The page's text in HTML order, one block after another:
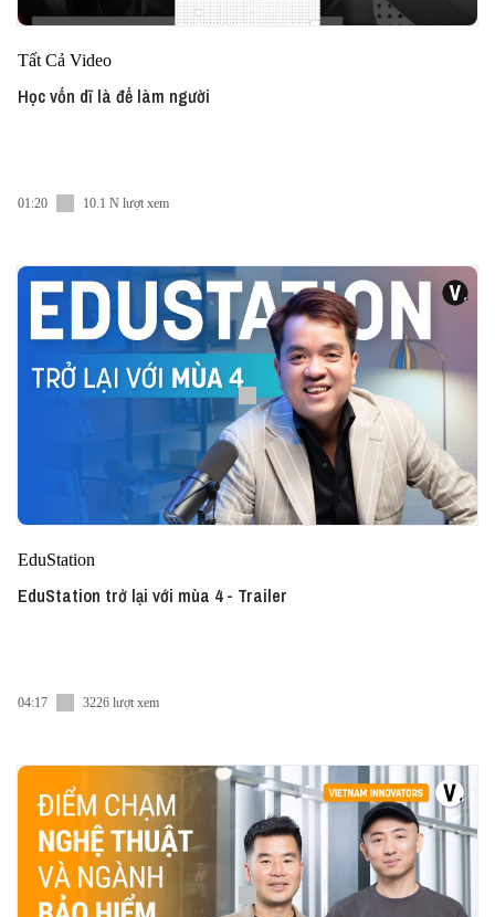
Tất Cả Video
Học vốn dĩ là để làm người
01:20 10.1 N lượt xem
EduStation
EduStation trở lại với mùa 4 - Trailer
04:17 3226 lượt xem